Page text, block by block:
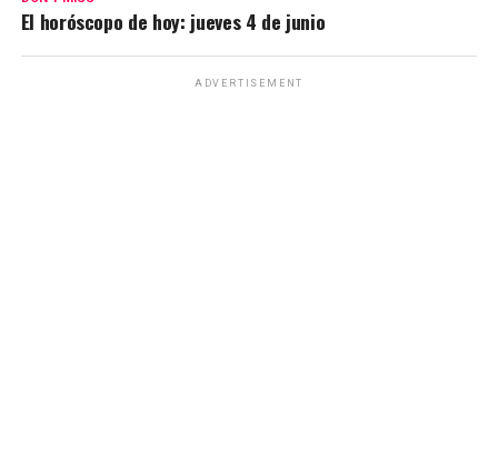
El horóscopo de hoy: jueves 4 de junio
ADVERTISEMENT